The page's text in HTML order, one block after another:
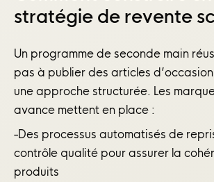
stratégie de revente
Un programme de seconde main
pas à publier des articles
une approche structurée. Les
avance mettent en place :
-Des processus automatisés de
contrôle qualité pour assurer la
produits